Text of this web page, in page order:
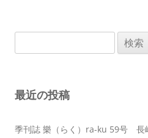
ョ
索:
最近の投稿
季刊誌 樂（らく）ra-ku 59号